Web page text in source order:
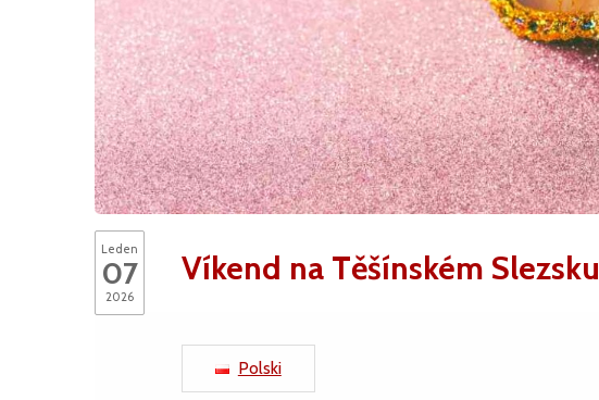
Leden
07
2026
Víkend na Těšínském Slezsku
Polski